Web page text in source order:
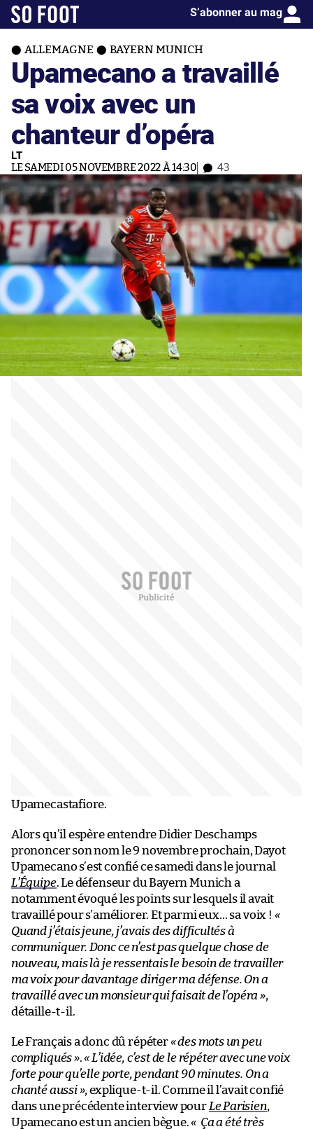
S’abonner au mag
ALLEMAGNE BAYERN MUNICH
Upamecano a travaillé
sa voix avec un
chanteur d’opéra
LT
LE SAMEDI 05 NOVEMBRE 2022 À 14:30 43
Upamecastafiore.
Alors qu’il espère entendre Didier Deschamps
prononcer son nom le 9 novembre prochain, Dayot
Upamecano s’est confié ce samedi dans le journal
L’Équipe. Le défenseur du Bayern Munich a
notamment évoqué les points sur lesquels il avait
travaillé pour s’améliorer. Et parmi eux… sa voix ! «
Quand j’étais jeune, j’avais des difficultés à
communiquer. Donc ce n’est pas quelque chose de
nouveau, mais là je ressentais le besoin de travailler
ma voix pour davantage diriger ma défense. On a
travaillé avec un monsieur qui faisait de l’opéra »,
détaille-t-il.
Le Français a donc dû répéter« des mots un peu
compliqués ».« L’idée, c’est de le répéter avec une voix
forte pour qu’elle porte, pendant 90 minutes. On a
chanté aussi », explique-t-il. Comme il l’avait confié
dans une précédente interview pour Le Parisien,
Upamecano est un ancien bègue.« Ça a été très